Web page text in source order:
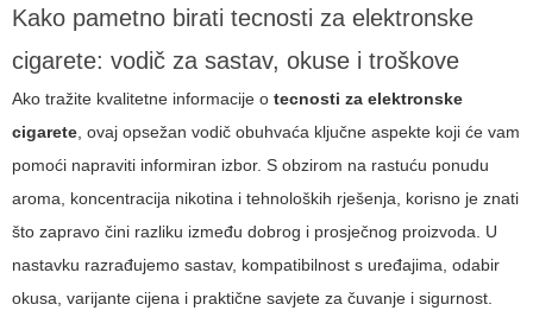
Kako pametno birati tecnosti za elektronske
cigarete: vodič za sastav, okuse i troškove
Ako tražite kvalitetne informacije o tecnosti za elektronske
cigarete, ovaj opsežan vodič obuhvaća ključne aspekte koji će vam
pomoći napraviti informiran izbor. S obzirom na rastuću ponudu
aroma, koncentracija nikotina i tehnoloških rješenja, korisno je znati
što zapravo čini razliku između dobrog i prosječnog proizvoda. U
nastavku razrađujemo sastav, kompatibilnost s uređajima, odabir
okusa, varijante cijena i praktične savjete za čuvanje i sigurnost.